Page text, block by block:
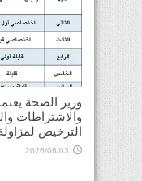
وزير الصحة
والاشتراطات
الترخيص
2026/08/03